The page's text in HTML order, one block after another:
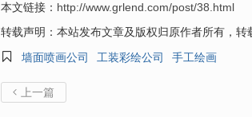
本文链接： http://www.grlend.com/post/38.html
转载声明：本站发布文章及版权归原作者所有，转

墙面喷画公司 工装彩绘公司 手工绘画
 上一篇